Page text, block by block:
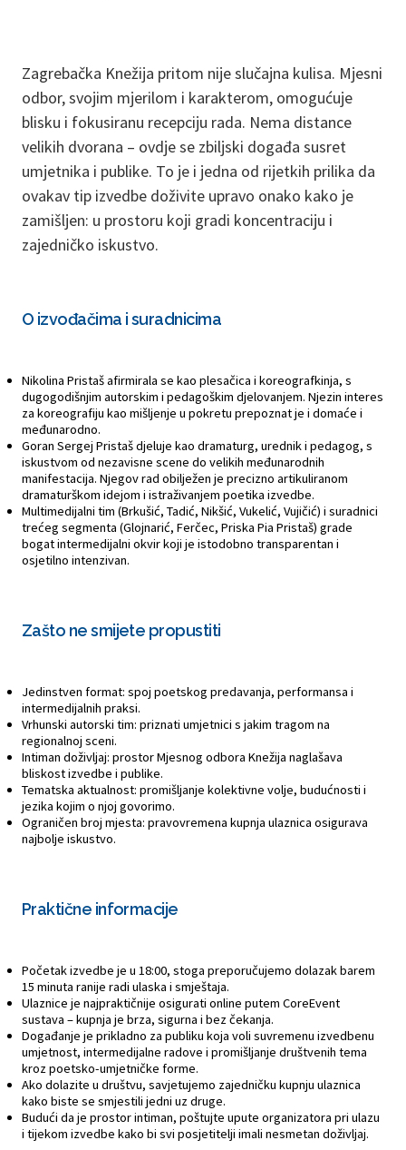
Zagrebačka Knežija pritom nije slučajna kulisa. Mjesni
odbor, svojim mjerilom i karakterom, omogućuje
blisku i fokusiranu recepciju rada. Nema distance
velikih dvorana – ovdje se zbiljski događa susret
umjetnika i publike. To je i jedna od rijetkih prilika da
ovakav tip izvedbe doživite upravo onako kako je
zamišljen: u prostoru koji gradi koncentraciju i
zajedničko iskustvo.
O izvođačima i suradnicima
Nikolina Pristaš afirmirala se kao plesačica i koreografkinja, s
dugogodišnjim autorskim i pedagoškim djelovanjem. Njezin interes
za koreografiju kao mišljenje u pokretu prepoznat je i domaće i
međunarodno.
Goran Sergej Pristaš djeluje kao dramaturg, urednik i pedagog, s
iskustvom od nezavisne scene do velikih međunarodnih
manifestacija. Njegov rad obilježen je precizno artikuliranom
dramaturškom idejom i istraživanjem poetika izvedbe.
Multimedijalni tim (Brkušić, Tadić, Nikšić, Vukelić, Vujičić) i suradnici
trećeg segmenta (Glojnarić, Ferčec, Priska Pia Pristaš) grade
bogat intermedijalni okvir koji je istodobno transparentan i
osjetilno intenzivan.
Zašto ne smijete propustiti
Jedinstven format: spoj poetskog predavanja, performansa i
intermedijalnih praksi.
Vrhunski autorski tim: priznati umjetnici s jakim tragom na
regionalnoj sceni.
Intiman doživljaj: prostor Mjesnog odbora Knežija naglašava
bliskost izvedbe i publike.
Tematska aktualnost: promišljanje kolektivne volje, budućnosti i
jezika kojim o njoj govorimo.
Ograničen broj mjesta: pravovremena kupnja ulaznica osigurava
najbolje iskustvo.
Praktične informacije
Početak izvedbe je u 18:00, stoga preporučujemo dolazak barem
15 minuta ranije radi ulaska i smještaja.
Ulaznice je najpraktičnije osigurati online putem CoreEvent
sustava – kupnja je brza, sigurna i bez čekanja.
Događanje je prikladno za publiku koja voli suvremenu izvedbenu
umjetnost, intermedijalne radove i promišljanje društvenih tema
kroz poetsko-umjetničke forme.
Ako dolazite u društvu, savjetujemo zajedničku kupnju ulaznica
kako biste se smjestili jedni uz druge.
Budući da je prostor intiman, poštujte upute organizatora pri ulazu
i tijekom izvedbe kako bi svi posjetitelji imali nesmetan doživljaj.